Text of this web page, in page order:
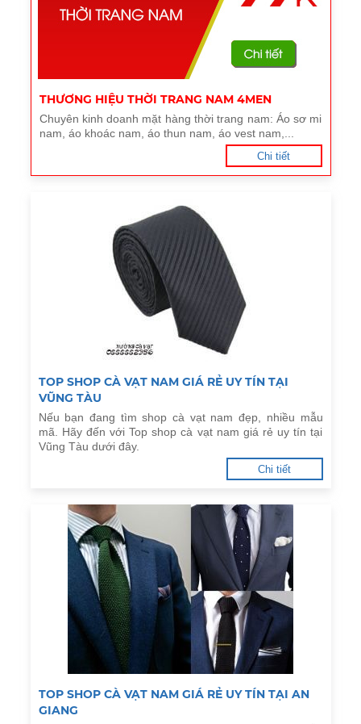
THƯƠNG HIỆU THỜI TRANG NAM 4MEN
Chuyên kinh doanh mặt hàng thời trang nam: Áo sơ mi
nam, áo khoác nam, áo thun nam, áo vest nam,...
Chi tiết
TOP SHOP CÀ VẠT NAM GIÁ RẺ UY TÍN TẠI
VŨNG TÀU
Nếu bạn đang tìm shop cà vạt nam đẹp, nhiều mẫu
mã. Hãy đến với Top shop cà vạt nam giá rẻ uy tín tại
Vũng Tàu dưới đây.
Chi tiết
TOP SHOP CÀ VẠT NAM GIÁ RẺ UY TÍN TẠI AN
GIANG